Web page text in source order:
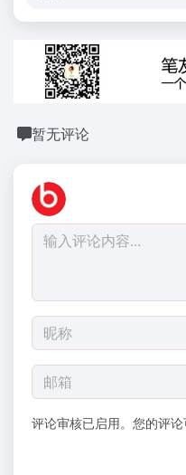
暂无评论
评论审核已启用。您的评论